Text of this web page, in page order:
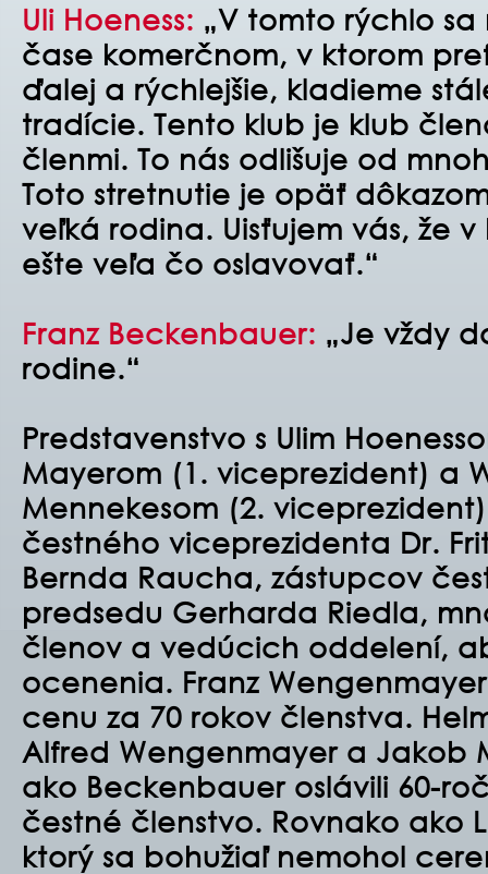
Uli Hoeness: „V tomto rýchlo
čase komerčnom, v ktorom
ďalej a rýchlejšie, kladieme
tradície. Tento klub je klub
členmi. To nás odlišuje od
Toto stretnutie je opäť
veľká rodina. Uisťujem vás, že
ešte veľa čo oslavovať.“
Franz Beckenbauer: „Je vždy
rodine.“
Predstavenstvo s Ulim
Mayerom (1. viceprezident) a
Mennekesom (2.
čestného viceprezidenta Dr.
Bernda Raucha, zástupcov
predsedu Gerharda Riedla,
členov a vedúcich oddelení,
ocenenia. Franz
cenu za 70 rokov členstva.
Alfred Wengenmayer a Jakob
ako Beckenbauer oslávili 60-
čestné členstvo. Rovnako ako
ktorý sa bohužiaľ nemohol